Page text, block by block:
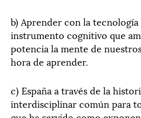
b) Aprender con la
instrumento cognitivo que
potencia la mente de
hora de aprender.
c) España a través de la
interdisciplinar común para